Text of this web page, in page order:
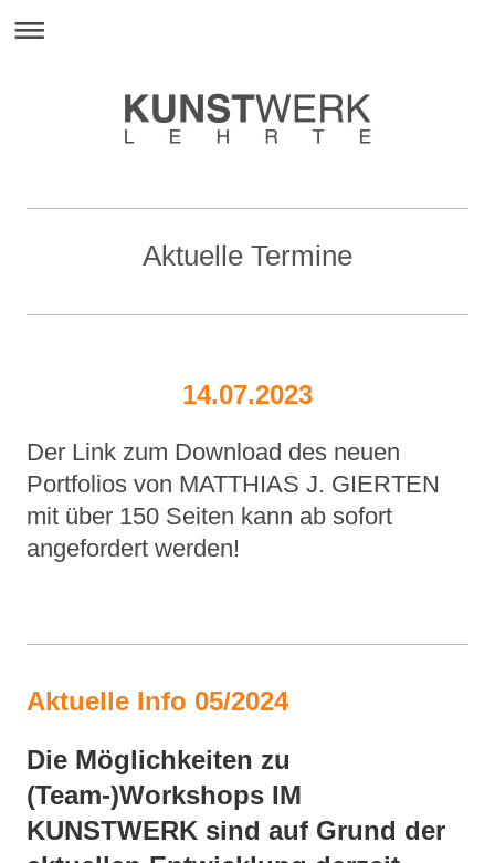
Aktuelle Termine
14.07.2023
Der Link zum Download des neuen
Portfolios von MATTHIAS J. GIERTEN
mit über 150 Seiten kann ab sofort
angefordert werden!
Aktuelle Info 05/2024
Die Möglichkeiten zu
(Team-)Workshops IM
KUNSTWERK sind auf Grund der